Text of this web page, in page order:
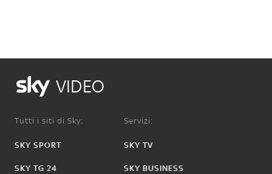
VIDEO
Tutti i siti di Sky:
SKY SPORT
SKY TG 24
Servizi:
SKY TV
SKY BUSINESS